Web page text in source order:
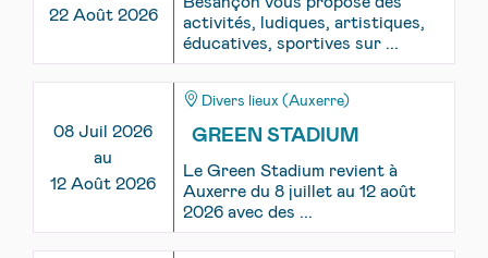
22 Août 2026
activités, ludiques, artistiques,
éducatives, sportives sur ...
08 Juil 2026
au
12 Août 2026
Divers lieux (Auxerre)
GREEN STADIUM
Le Green Stadium revient à
Auxerre du 8 juillet au 12 août
2026 avec des ...